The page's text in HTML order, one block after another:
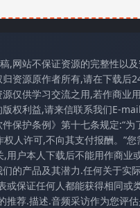
,网站不保证资源的完整性以及
资源原作者所有,请在下载后
仅供学习交流之用,若作商业
权利益,请来信联系我们E-
保护条例》第十七条规定:“
人许可,不向其支付报酬。”
用户本人下载后不能用作商
的产品及其潜力.任何关于
或保证任何人都能获得相同
推荐.描述.音频采访作为您评